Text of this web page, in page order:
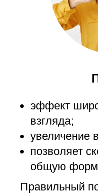
эффект
взгляда;
увеличение
позволяет
общую
Правильный